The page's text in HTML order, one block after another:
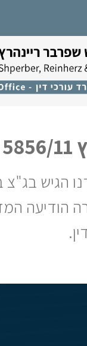
הפנים
הגיש בג"צ
הודיעה